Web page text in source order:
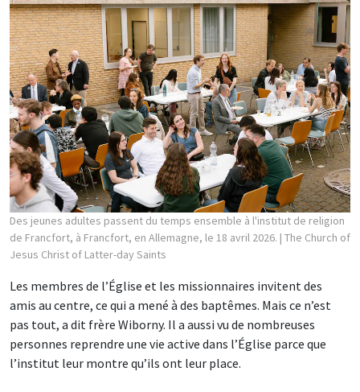
Des jeunes adultes passent du temps ensemble à l'institut de religion
de Francfort, à Francfort, en Allemagne, le 18 avril 2026. | The Church of
Jesus Christ of Latter-day Saints
Les membres de l’Église et les missionnaires invitent des
amis au centre, ce qui a mené à des baptêmes. Mais ce n’est
pas tout, a dit frère Wiborny. Il a aussi vu de nombreuses
personnes reprendre une vie active dans l’Église parce que
l’institut leur montre qu’ils ont leur place.